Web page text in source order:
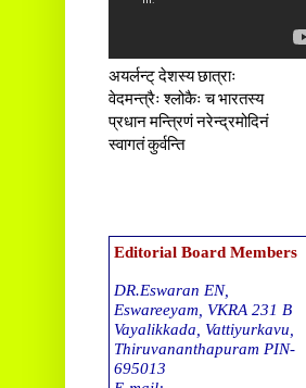
अयर्लन्ट् देशस्य छात्राः
वेदमन्त्रैः श्लोकैः च भारतस्य
प्रधान मन्त्रिणं नरेन्द्रमोदिनं
स्वागतं कुर्वन्ति
Editorial Board Members
DR.Eswaran EN,
Eswareeyam, VKRA 231 B
Vayalikkada, Vattiyurkavu,
Thiruvananthapuram PIN-
695013